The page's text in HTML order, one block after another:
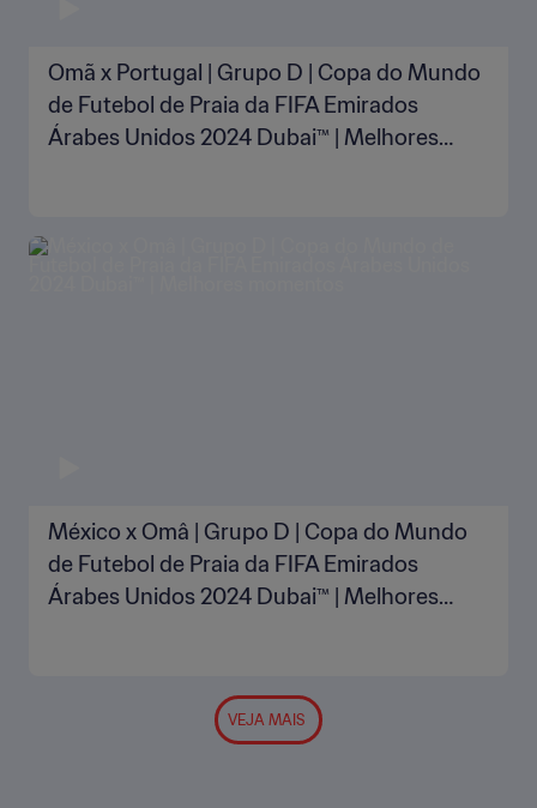
Omã x Portugal | Grupo D | Copa do Mundo
de Futebol de Praia da FIFA Emirados
Árabes Unidos 2024 Dubai™ | Melhores
México x Omâ | Grupo D | Copa do Mundo
de Futebol de Praia da FIFA Emirados
Árabes Unidos 2024 Dubai™ | Melhores
VEJA MAIS